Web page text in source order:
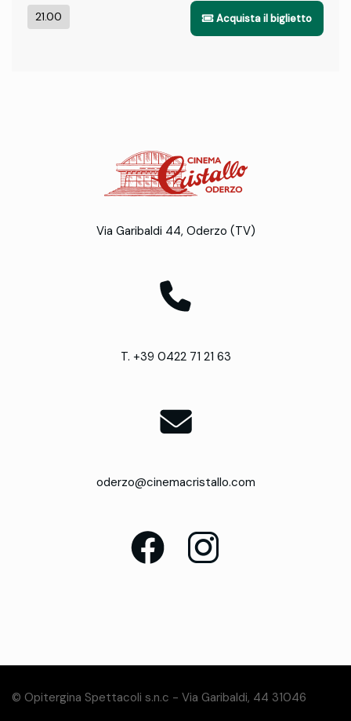
Acquista il biglietto
21.00
Via Garibaldi 44, Oderzo (TV)
T. +39 0422 71 21 63
oderzo@cinemacristallo.com
© Opitergina Spettacoli s.n.c - Via Garibaldi, 44 31046